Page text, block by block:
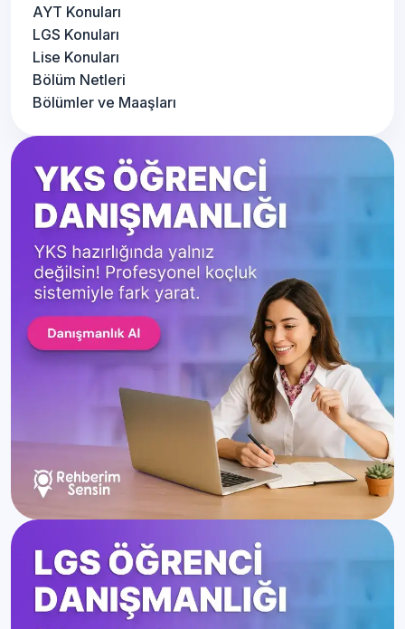
AYT Konuları
LGS Konuları
Lise Konuları
Bölüm Netleri
Bölümler ve Maaşları